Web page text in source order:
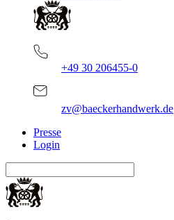
+49 30 206455-0
zv@baeckerhandwerk.de
Presse
Login